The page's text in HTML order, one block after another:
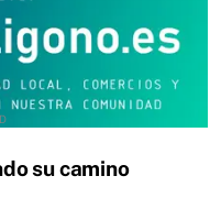
su camino